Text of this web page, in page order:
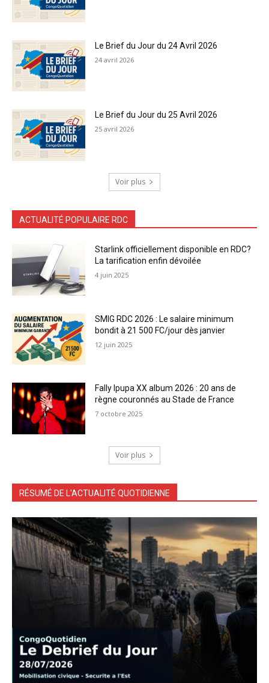
Le Brief du Jour du 24 Avril 2026
24 avril 2026
Le Brief du Jour du 25 Avril 2026
25 avril 2026
Voir plus
ACTUALITÉ POPULAIRE RDC
Starlink officiellement disponible en RDC?
La tarification enfin dévoilée
4 juin 2025
SMIG RDC 2026 : Le salaire minimum
bondit à 21 500 FC/jour dès janvier
12 juin 2025
Fally Ipupa XX album 2026 : 20 ans de
règne couronnés au Stade de France
7 octobre 2025
Voir plus
RÉSUMÉ DE L'ACTUALITÉ QUOTIDIENNE